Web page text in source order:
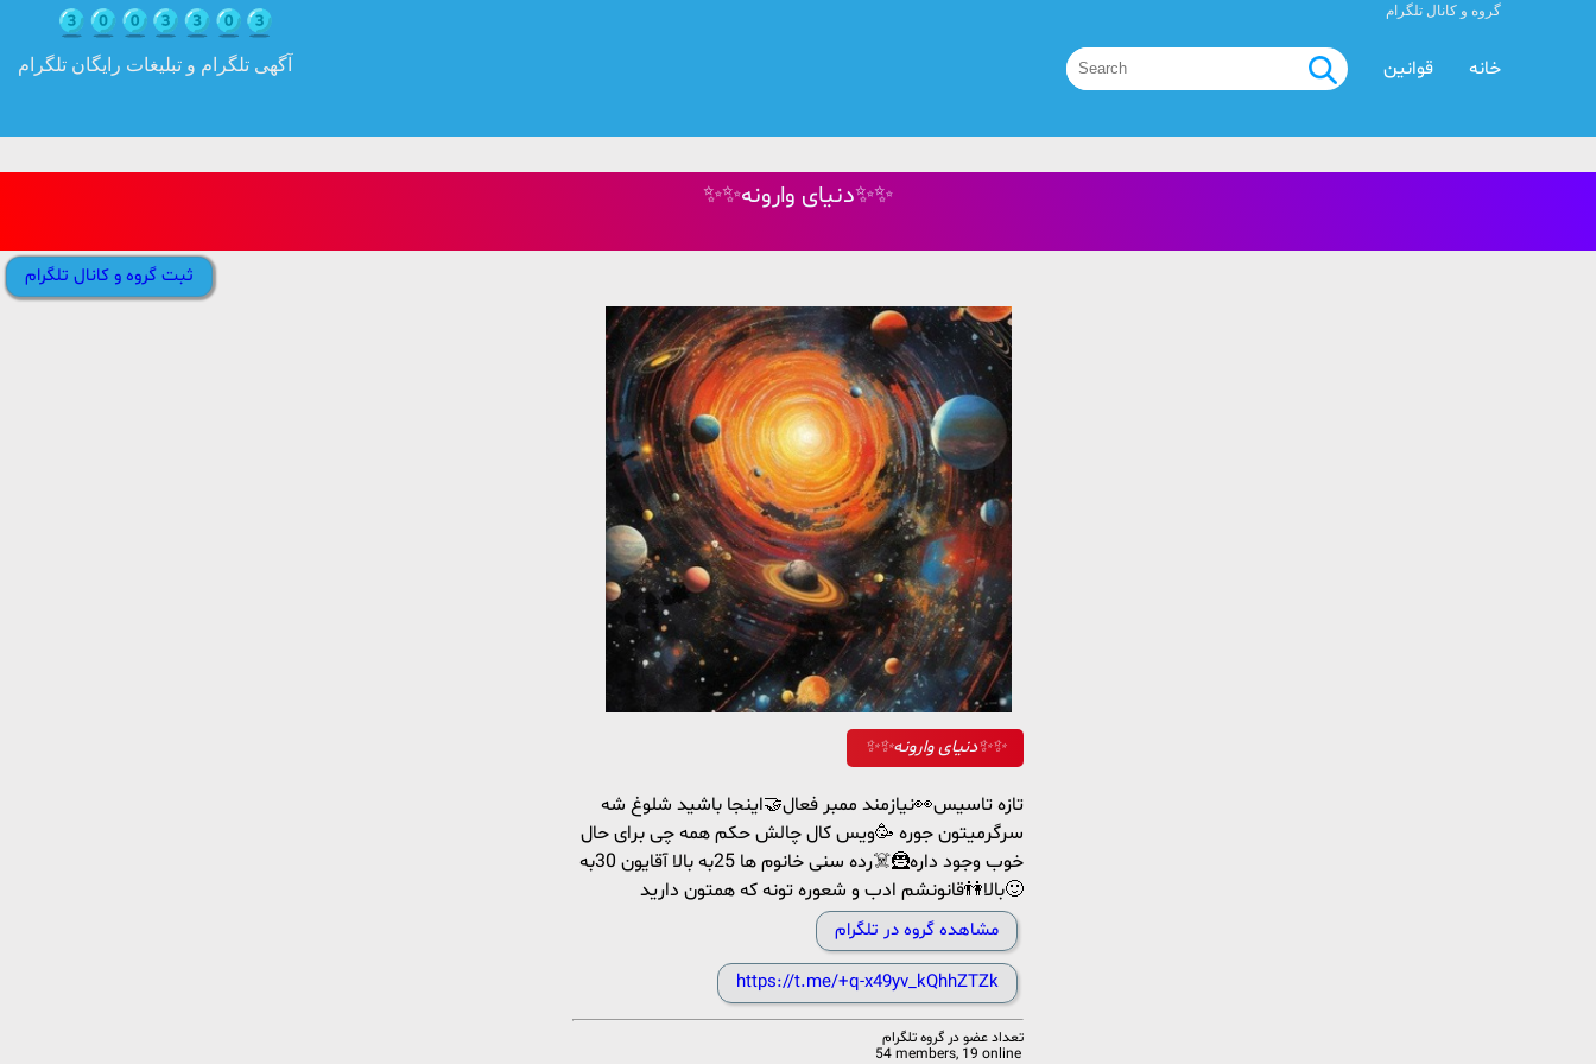
آگهی تلگرام و تبلیغات رایگان تلگرام
گروه و کانال تلگرام
قوانین خانه
✨✨دنیای وارونه✨✨
ثبت گروه و کانال تلگرام
✨✨دنیای وارونه✨✨
تازه تاسیس👀نیازمند ممبر فعال🤝اینجا باشید شلوغ شه
سرگرمیتون جوره 🥳ویس کال چالش حکم همه چی برای حال
خوب وجود داره🦹☠️رده سنی خانوم ها 25به بالا آقایون 30به
بالا👫قانونشم ادب و شعوره تونه که همتون دارید🙂
مشاهده گروه در تلگرام
https://t.me/+q-x49yv_kQhhZTZk
تعداد عضو در گروه تلگرام
54 members, 19 online